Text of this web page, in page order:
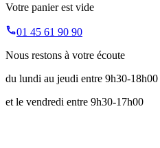
Votre panier est vide
01 45 61 90 90
Nous restons à votre écoute
du lundi au jeudi entre 9h30-18h00
et le vendredi entre 9h30-17h00